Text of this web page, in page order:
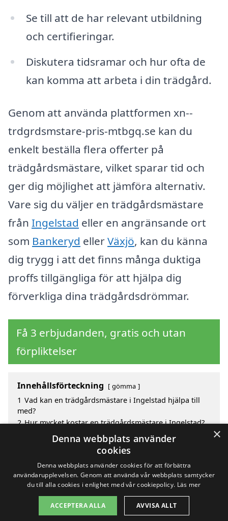
Se till att de har relevant utbildning
och certifieringar.
Diskutera tidsramar och hur ofta de
kan komma att arbeta i din trädgård.
Genom att använda plattformen xn--
trdgrdsmstare-pris-mtbgq.se kan du
enkelt beställa flera offerter på
trädgårdsmästare, vilket sparar tid och
ger dig möjlighet att jämföra alternativ.
Vare sig du väljer en trädgårdsmästare
från Ingelstad eller en angränsande ort
som Bankeryd ellerVäxjö, kan du känna
dig trygg i att det finns många duktiga
proffs tillgängliga för att hjälpa dig
förverkliga dina trädgårdsdrömmar.
Få 3 erbjudanden, gratis och utan
förpliktelser
Innehållsförteckning gömma
1 Vad kan en trädgårdsmästare i Ingelstad hjälpa till
med?
2 Hur mycket kostar en trädgårdsmästare i Ingelstad?
Fördelar med att välja trädgårdsmästare i Ingelstad
Sök efter en skicklig trädgårdsmästare i de
omgivande städerna Ingelstad
Copyright 2026 - Pilanto Aps
Om / kontakt Blogg Webbplatskarta Villkor
×
Denna webbplats använder
cookies
Denna webbplats använder cookies för att förbättra
användarupplevelsen. Genom att använda vår webbplats samtycker
du till alla cookies i enlighet med vår cookiepolicy. Läs mer
ACCEPTERA ALLA AVVISA ALLT